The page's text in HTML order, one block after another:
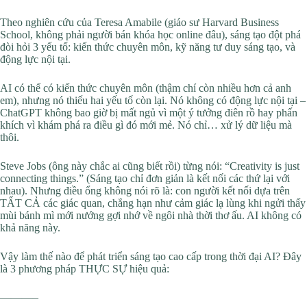
Theo nghiên cứu của Teresa Amabile (giáo sư Harvard Business
School, không phải người bán khóa học online đâu), sáng tạo đột phá
đòi hỏi 3 yếu tố: kiến thức chuyên môn, kỹ năng tư duy sáng tạo, và
động lực nội tại.
AI có thể có kiến thức chuyên môn (thậm chí còn nhiều hơn cả anh
em), nhưng nó thiếu hai yếu tố còn lại. Nó không có động lực nội tại –
ChatGPT không bao giờ bị mất ngủ vì một ý tưởng điên rồ hay phấn
khích vì khám phá ra điều gì đó mới mẻ. Nó chỉ… xử lý dữ liệu mà
thôi.
Steve Jobs (ông này chắc ai cũng biết rồi) từng nói: “Creativity is just
connecting things.” (Sáng tạo chỉ đơn giản là kết nối các thứ lại với
nhau). Nhưng điều ổng không nói rõ là: con người kết nối dựa trên
TẤT CẢ các giác quan, chẳng hạn như cảm giác lạ lùng khi ngửi thấy
mùi bánh mì mới nướng gợi nhớ về ngôi nhà thời thơ ấu. AI không có
khả năng này.
Vậy làm thế nào để phát triển sáng tạo cao cấp trong thời đại AI? Đây
là 3 phương pháp THỰC SỰ hiệu quả:
———–